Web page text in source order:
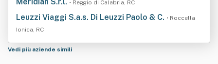
• Reggio di Calabria, RC
Leuzzi Viaggi S.a.s. Di Leuzzi Paolo & C. • Roccella
Ionica, RC
Vedi più aziende simili